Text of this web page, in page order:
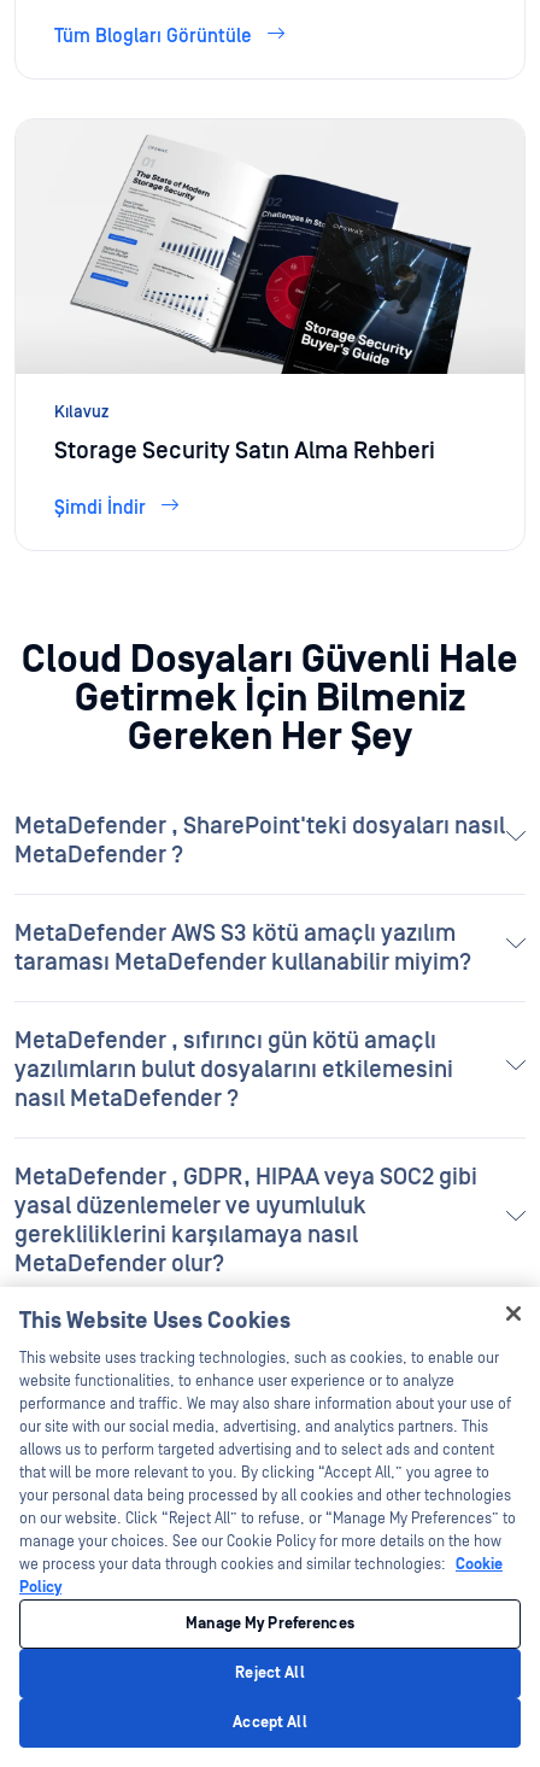
Tüm Blogları Görüntüle
Kılavuz
Storage Security Satın Alma Rehberi
Şimdi İndir
Cloud Dosyaları Güvenli Hale
Getirmek İçin Bilmeniz
Gereken Her Şey
MetaDefender , SharePoint'teki dosyaları nasıl
MetaDefender ?
MetaDefender AWS S3 kötü amaçlı yazılım
taraması MetaDefender kullanabilir miyim?
MetaDefender , sıfırıncı gün kötü amaçlı
yazılımların bulut dosyalarını etkilemesini
nasıl MetaDefender ?
MetaDefender , GDPR, HIPAA veya SOC2 gibi
yasal düzenlemeler ve uyumluluk
gerekliliklerini karşılamaya nasıl
MetaDefender olur?
tanımlanabilir bilgiler (PII) bulutta nasıl
korunur?
Tüm depolama platformlarında tehdit
istihbaratı ne sıklıkla güncellenir?
Kötü amaçlı olarak işaretlenen dosyalara ne
MetaDefender , depolama ortamımda ne
kadar hızlı bir şekilde MetaDefender ?
This Website Uses Cookies
This website uses tracking technologies, such as cookies, to enable our
website functionalities, to enhance user experience or to analyze
performance and traffic. We may also share information about your use of
our site with our social media, advertising, and analytics partners. This
allows us to perform targeted advertising and to select ads and content
that will be more relevant to you. By clicking “Accept All,” you agree to
your personal data being processed by all cookies and other technologies
on our website. Click “Reject All” to refuse, or “Manage My Preferences” to
manage your choices. See our Cookie Policy for more details on the how
we process your data through cookies and similar technologies: Cookie
Policy
Manage My Preferences
Reject All
Accept All
Hey there!
I'm Ozzy, your OPSWAT virtual assistant.
How can I help you secure what's critical
today?